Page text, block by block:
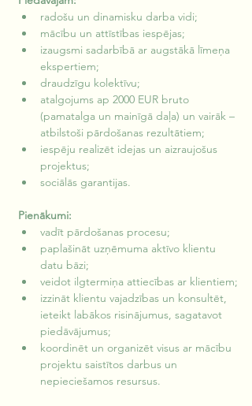
radošu un dinamisku darba vidi;
mācību un attīstības iespējas;
izaugsmi sadarbībā ar augstākā līmeņa
ekspertiem;
draudzīgu kolektīvu;
atalgojums ap 2000 EUR bruto
(pamatalga un mainīgā daļa) un vairāk –
atbilstoši pārdošanas rezultātiem;
iespēju realizēt idejas un aizraujošus
projektus;
sociālās garantijas.
Pienākumi:
vadīt pārdošanas procesu;
paplašināt uzņēmuma aktīvo klientu
datu bāzi;
veidot ilgtermiņa attiecības ar klientiem;
izzināt klientu vajadzības un konsultēt,
ieteikt labākos risinājumus, sagatavot
piedāvājumus;
koordinēt un organizēt visus ar mācību
projektu saistītos darbus un
nepieciešamos resursus.